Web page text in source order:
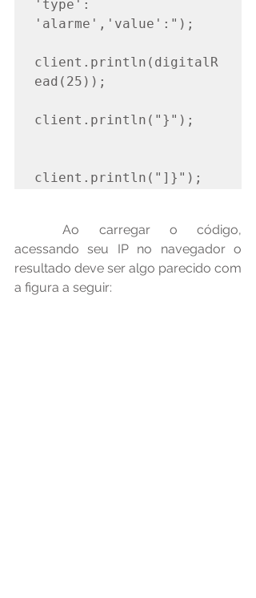
'type':
'alarme','value':");
client.println(digitalR
ead(25));
client.println("}");
client.println("]}");
	Ao carregar o código,
acessando seu IP no navegador o
resultado deve ser algo parecido com
a figura a seguir: